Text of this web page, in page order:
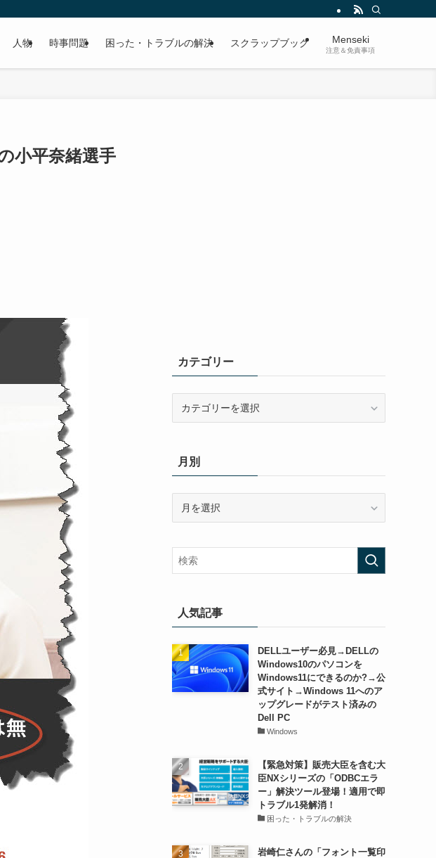
人物 時事問題 困った・トラブルの解決 スクラップブック Menseki
注意＆免責事項
小平奈緒選手
カテゴリー
ー月別
人気記事
DELLユーザー必見→DELLの
Windows10のパソコンを
Windows11にできるのか?→公
式サイト→Windows 11へのア
ップグレードがテスト済みの
Dell PC
Windows
【緊急対策】販売大臣を含む大
臣NXシリーズの「ODBCエラ
ー」解決ツール登場！適用で即
トラブル1発解消！
困った・トラブルの解決
岩崎仁さんの「フォント一覧印